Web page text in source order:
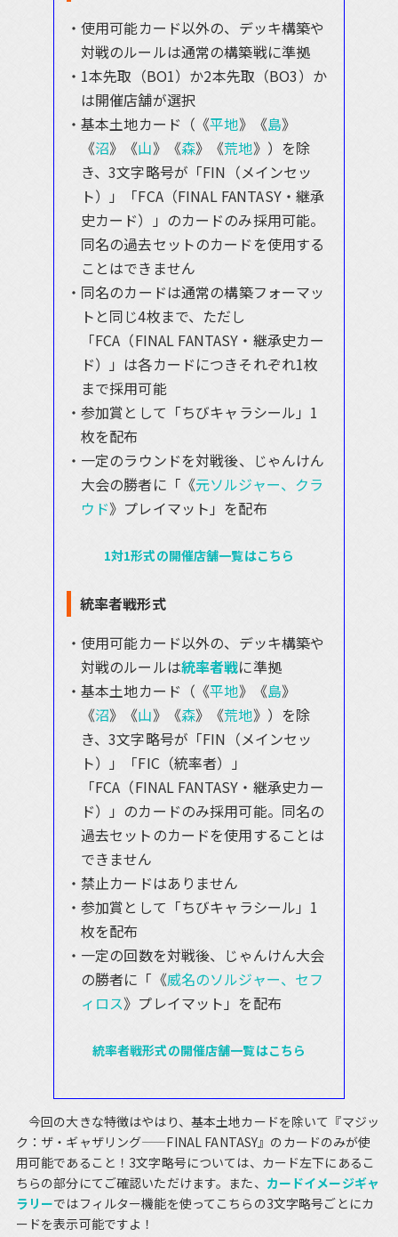
使用可能カード以外の、デッキ構築や
対戦のルールは通常の構築戦に準拠
1本先取（BO1）か2本先取（BO3）か
は開催店舗が選択
基本土地カード（《平地》《島》
《沼》《山》《森》《荒地》）を除
き、3文字略号が「FIN（メインセッ
ト）」「FCA（FINAL FANTASY・継承
史カード）」のカードのみ採用可能。
同名の過去セットのカードを使用する
ことはできません
同名のカードは通常の構築フォーマッ
トと同じ4枚まで、ただし
「FCA（FINAL FANTASY・継承史カー
ド）」は各カードにつきそれぞれ1枚
まで採用可能
参加賞として「ちびキャラシール」1
枚を配布
一定のラウンドを対戦後、じゃんけん
大会の勝者に「《元ソルジャー、クラ
ウド》プレイマット」を配布
1対1形式の開催店舗一覧はこちら
統率者戦形式
使用可能カード以外の、デッキ構築や
対戦のルールは統率者戦に準拠
基本土地カード（《平地》《島》
《沼》《山》《森》《荒地》）を除
き、3文字略号が「FIN（メインセッ
ト）」「FIC（統率者）」
「FCA（FINAL FANTASY・継承史カー
ド）」のカードのみ採用可能。同名の
過去セットのカードを使用することは
できません
禁止カードはありません
参加賞として「ちびキャラシール」1
枚を配布
一定の回数を対戦後、じゃんけん大会
の勝者に「《威名のソルジャー、セフ
ィロス》プレイマット」を配布
統率者戦形式の開催店舗一覧はこちら
今回の大きな特徴はやはり、基本土地カードを除いて『マジッ
ク：ザ・ギャザリング——FINAL FANTASY』のカードのみが使
用可能であること！3文字略号については、カード左下にあるこ
ちらの部分にてご確認いただけます。また、 カードイメージギャ
ラリーではフィルター機能を使ってこちらの3文字略号ごとにカ
ードを表示可能ですよ！